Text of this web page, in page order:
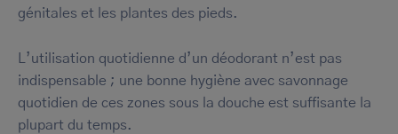
génitales et les plantes des pieds.
L’utilisation quotidienne d’un déodorant n’est pas
indispensable ; une bonne hygiène avec savonnage
quotidien de ces zones sous la douche est suffisante la
plupart du temps.